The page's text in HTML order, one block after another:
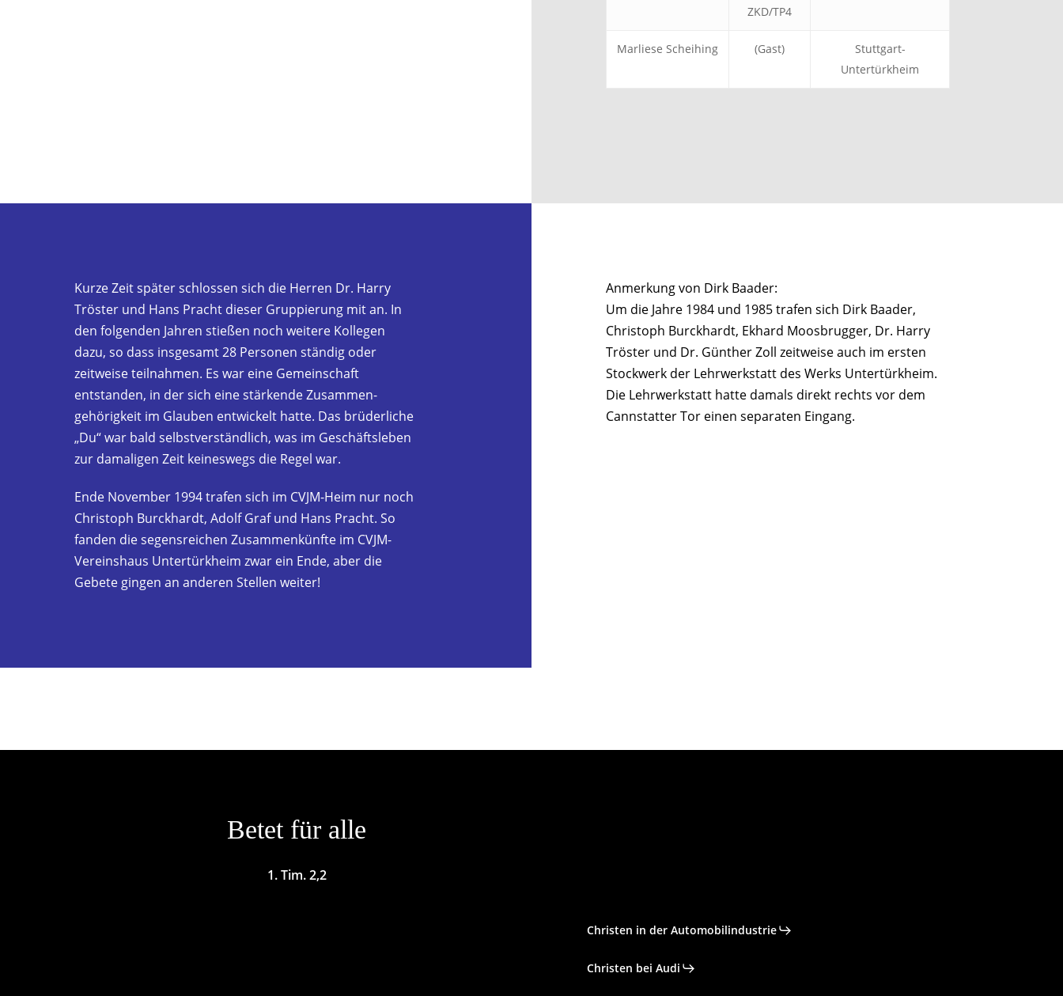
ZKD/TP4
Marliese Scheihing (Gast)
Stuttgart-
Untertürkheim
Kurze Zeit später schlossen sich die Herren Dr. Harry
Tröster und Hans Pracht dieser Gruppierung mit an. In
den folgenden Jahren stießen noch weitere Kollegen
dazu, so dass insgesamt 28 Personen ständig oder
zeitweise teilnahmen. Es war eine Gemeinschaft
entstanden, in der sich eine stärkende Zusammen­
gehörigkeit im Glauben entwickelt hatte. Das brüderliche
„Du“ war bald selbstverständlich, was im Geschäftsleben
zur damaligen Zeit keineswegs die Regel war.
Ende November 1994 trafen sich im CVJM-Heim nur noch
Christoph Burckhardt, Adolf Graf und Hans Pracht. So
fanden die segensreichen Zusammenkünfte im CVJM-
Vereinshaus Untertürkheim zwar ein Ende, aber die
Gebete gingen an anderen Stellen weiter!
Anmerkung von Dirk Baader:
Um die Jahre 1984 und 1985 trafen sich Dirk Baader,
Christoph Burckhardt, Ekhard Moosbrugger, Dr. Harry
Tröster und Dr. Günther Zoll zeitweise auch im ersten
Stockwerk der Lehrwerkstatt des Werks Untertürkheim.
Die Lehrwerkstatt hatte damals direkt rechts vor dem
Cannstatter Tor einen separaten Eingang.
Betet für alle
1. Tim. 2,2
Christen in der Automobilindustrie
Christen bei Audi